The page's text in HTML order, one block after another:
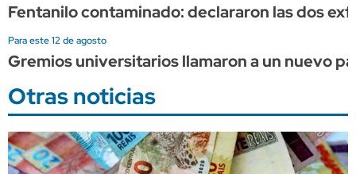
Fentanilo contaminado: declararon las dos
Para este 12 de agosto
Gremios universitarios llamaron a un nuevo
Otras noticias